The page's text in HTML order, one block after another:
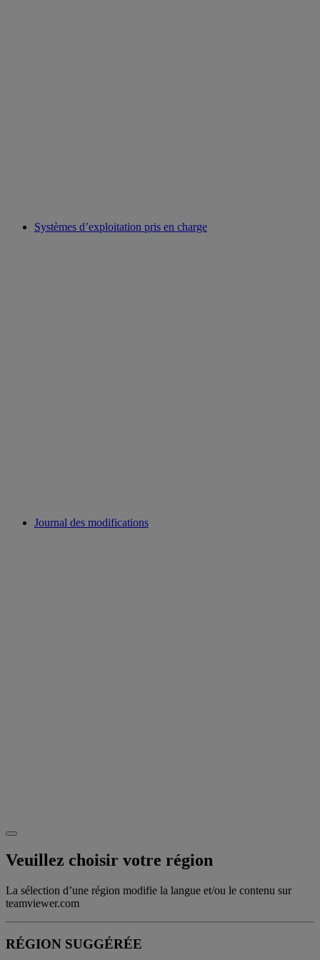
Systèmes d’exploitation pris en charge
Journal des modifications
Veuillez choisir votre région
La sélection d’une région modifie la langue et/ou le contenu sur
teamviewer.com
RÉGION SUGGÉRÉE